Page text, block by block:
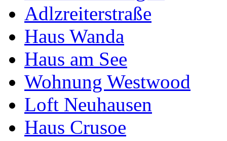
Adlzreiterstraße
Haus Wanda
Haus am See
Wohnung Westwood
Loft Neuhausen
Haus Crusoe